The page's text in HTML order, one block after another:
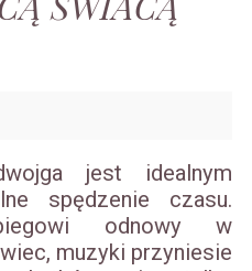
jest idealnym
spędzenie czasu.
odnowy w
muzyki przyniesie